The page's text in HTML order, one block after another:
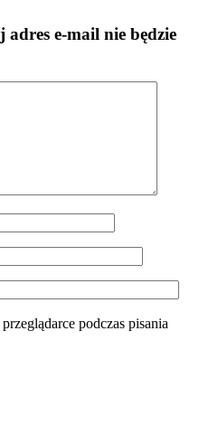
adres e-mail nie będzie
podczas pisania